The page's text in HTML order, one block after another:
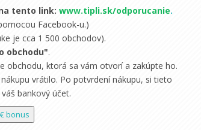
tento link: www.tipli.sk/odporucanie.
Facebook-u.)
je cca 1 500 obchodov).
obchodu".
obchodu, ktorá sa vám otvorí a zakúpte ho.
vrátilo. Po potvrdení nákupu, si tieto
bankový účet.
bonus